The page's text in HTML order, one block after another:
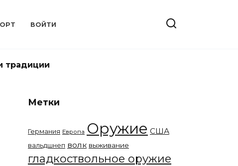
ВОЙТИ
традиции
Метки
Германия Европа Оружие США
вальдшнеп волк выживание
гладкоствольное оружие